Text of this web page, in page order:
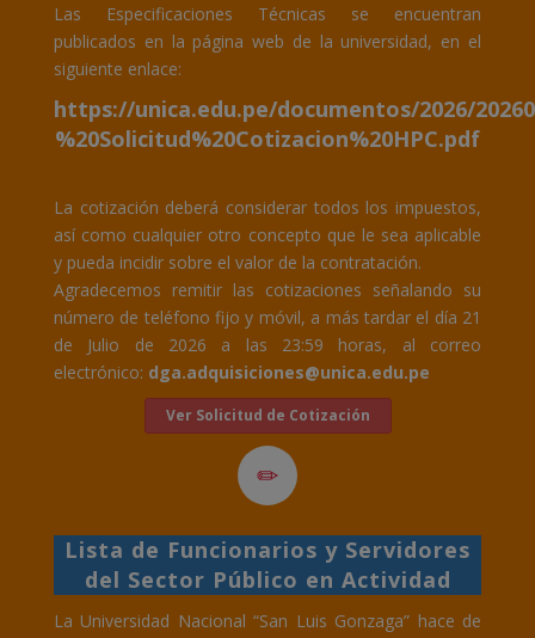
Las Especificaciones Técnicas se encuentran
publicados en la página web de la universidad, en el
siguiente enlace:
https://unica.edu.pe/documentos/2026/
%20Solicitud%20Cotizacion%20HPC.pdf
La cotización deberá considerar todos los impuestos,
así como cualquier otro concepto que le sea aplicable
y pueda incidir sobre el valor de la contratación.
Agradecemos remitir las cotizaciones señalando su
número de teléfono fijo y móvil, a más tardar el día 21
de Julio de 2026 a las 23:59 horas, al correo
electrónico: dga.adquisiciones@unica.edu.pe
Ver Solicitud de Cotización
Lista de Funcionarios y Servidores
del Sector Público en Actividad
La Universidad Nacional “San Luis Gonzaga” hace de